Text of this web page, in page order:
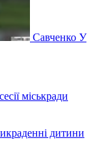
Савченко У
міськради
дитини